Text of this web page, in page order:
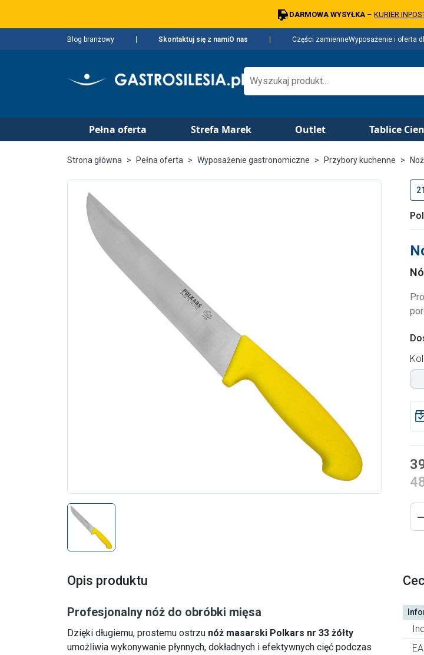
DARMOWA WYSYŁKA – KURIER
Blog branżowy Skontaktuj się z namiO nas Części zamienneWyposażenie i oferta
Pełna oferta Strefa Marek Outlet Tablice
Strona główna Pełna oferta Wyposażenie gastronomiczne Przybory kuchenne

Opis produktu
Profesjonalny nóż do obróbki mięsa
Dzięki długiemu, prostemu ostrzu nóż masarski Polkars nr 33 żółty
umożliwia wykonywanie płynnych, dokładnych i efektywnych cięć podczas